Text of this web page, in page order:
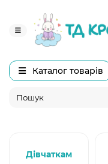
Каталог товарів
Дівчаткам